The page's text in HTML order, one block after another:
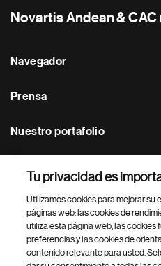
Novartis Andean &
Navegador
Prensa
Nuestro portafolio
Footer Site Search
Tu privacidad es
Utilizamos cookies para mejorar su
páginas web: las cookies de
utiliza esta página web, las
preferencias y las cookies de
contenido relevante para usted.